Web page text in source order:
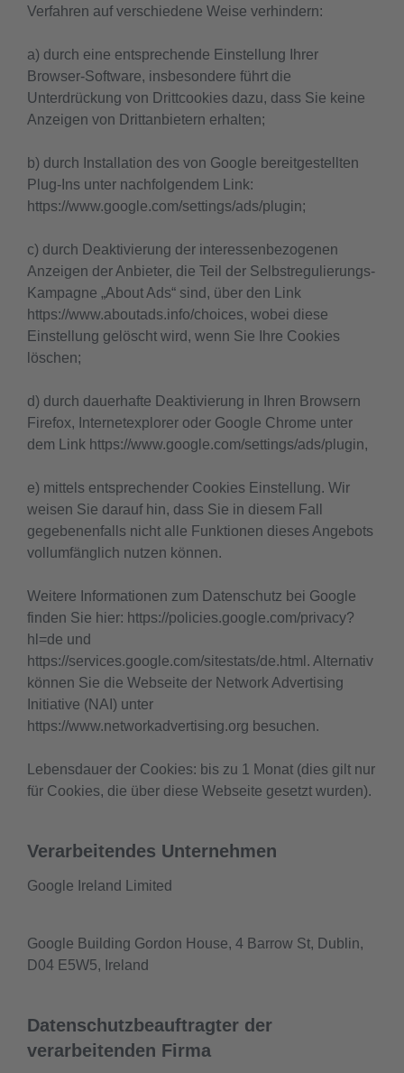
Verfahren auf verschiedene Weise verhindern:
a) durch eine entsprechende Einstellung Ihrer
Browser-Software, insbesondere führt die
Unterdrückung von Drittcookies dazu, dass Sie keine
Anzeigen von Drittanbietern erhalten;
b) durch Installation des von Google bereitgestellten
Plug-Ins unter nachfolgendem Link:
https://www.google.com/settings/ads/plugin;
c) durch Deaktivierung der interessenbezogenen
Anzeigen der Anbieter, die Teil der Selbstregulierungs-
Kampagne „About Ads“ sind, über den Link
https://www.aboutads.info/choices, wobei diese
Einstellung gelöscht wird, wenn Sie Ihre Cookies
löschen;
d) durch dauerhafte Deaktivierung in Ihren Browsern
Firefox, Internetexplorer oder Google Chrome unter
dem Link https://www.google.com/settings/ads/plugin,
e) mittels entsprechender Cookies Einstellung. Wir
weisen Sie darauf hin, dass Sie in diesem Fall
gegebenenfalls nicht alle Funktionen dieses Angebots
vollumfänglich nutzen können.
Weitere Informationen zum Datenschutz bei Google
finden Sie hier: https://policies.google.com/privacy?
hl=de und
https://services.google.com/sitestats/de.html. Alternativ
können Sie die Webseite der Network Advertising
Initiative (NAI) unter
https://www.networkadvertising.org besuchen.
Lebensdauer der Cookies: bis zu 1 Monat (dies gilt nur
für Cookies, die über diese Webseite gesetzt wurden).
Verarbeitendes Unternehmen
Google Ireland Limited
Google Building Gordon House, 4 Barrow St, Dublin,
D04 E5W5, Ireland
Datenschutzbeauftragter der
verarbeitenden Firma